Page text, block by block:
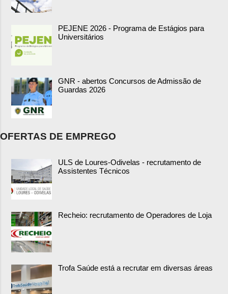
PEJENE 2026 - Programa de Estágios para
Universitários
GNR - abertos Concursos de Admissão de
Guardas 2026
OFERTAS DE EMPREGO
ULS de Loures-Odivelas - recrutamento de
Assistentes Técnicos
Recheio: recrutamento de Operadores de Loja
Trofa Saúde está a recrutar em diversas áreas